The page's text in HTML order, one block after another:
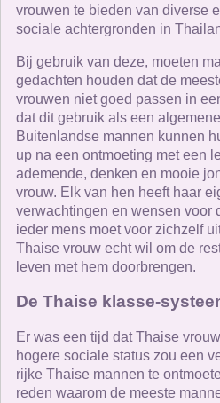
vrouwen te bieden van diverse
sociale achtergronden in
Bij gebruik van deze, moeten
gedachten houden dat de
vrouwen niet goed passen in
dat dit gebruik als een
Buitenlandse mannen kunnen
up na een ontmoeting met een
ademende, denken en mooie
vrouw. Elk van hen heeft haar
verwachtingen en wensen voor
ieder mens moet voor zichzelf
Thaise vrouw echt wil om de
leven met hem doorbrengen.
De Thaise klasse-
Er was een tijd dat Thaise
hogere sociale status zou een
rijke Thaise mannen te
reden waarom de meeste